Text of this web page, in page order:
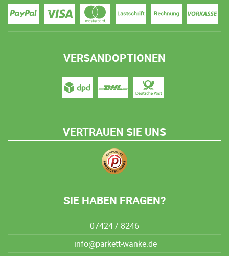
VERSANDOPTIONEN
VERTRAUEN SIE UNS
SIE HABEN FRAGEN?
07424 / 8246
info@parkett-wanke.de